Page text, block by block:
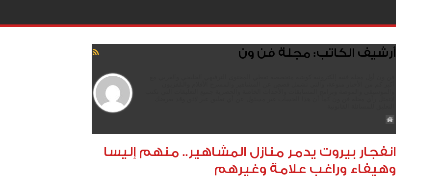
أرشيف الكاتب: مجلة فن ون
انفجار بيروت يدمر منازل المشاهير.. منهم إليسا
وهيفاء وراغب علامة وغيرهم